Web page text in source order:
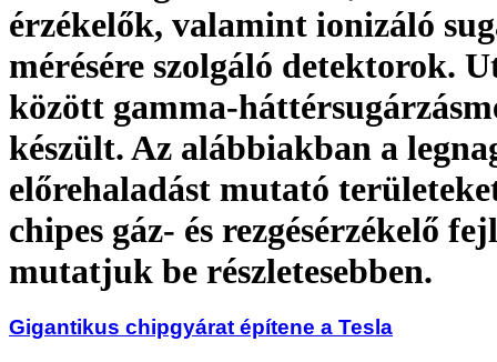
érzékelők, valamint ionizáló
mérésére szolgáló detektorok.
között gamma-
készült. Az alábbiakban a
előrehaladást mutató
chipes gáz- és rezgésérzékelő
mutatjuk be részletesebben.
Gigantikus chipgyárat építene a Tesla